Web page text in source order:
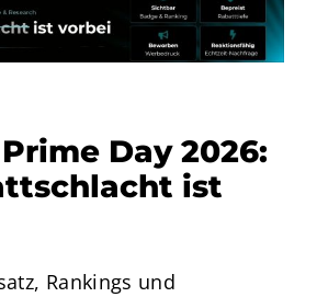
Day 2026:
ist
Rankings und